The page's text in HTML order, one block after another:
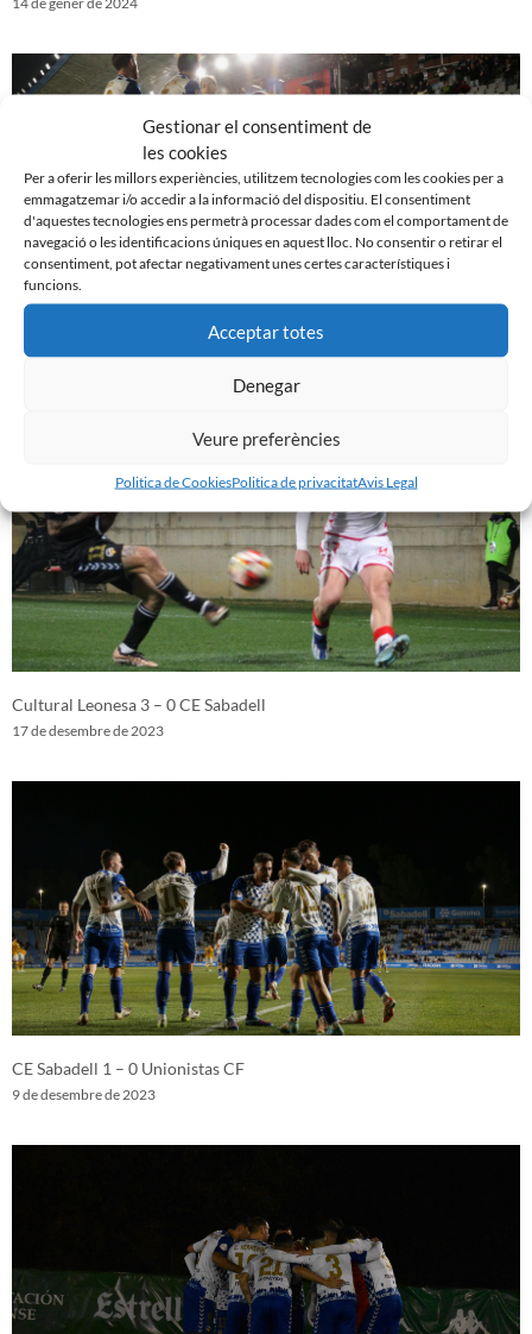
Gestionar el consentiment de
les cookies
Per a oferir les millors experiències, utilitzem tecnologies com les cookies per a
emmagatzemar i/o accedir a la informació del dispositiu. El consentiment
d'aquestes tecnologies ens permetrà processar dades com el comportament de
navegació o les identificacions úniques en aquest lloc. No consentir o retirar el
consentiment, pot afectar negativament unes certes característiques i
funcions.
Acceptar totes
Denegar
Veure preferències
Politica de CookiesPolitica de privacitatAvis Legal
CE Sabadell 3 – 1 SD Tarazona
Cultural Leonesa 3 – 0 CE Sabadell
17 de desembre de 2023
CE Sabadell 1 – 0 Unionistas CF
9 de desembre de 2023